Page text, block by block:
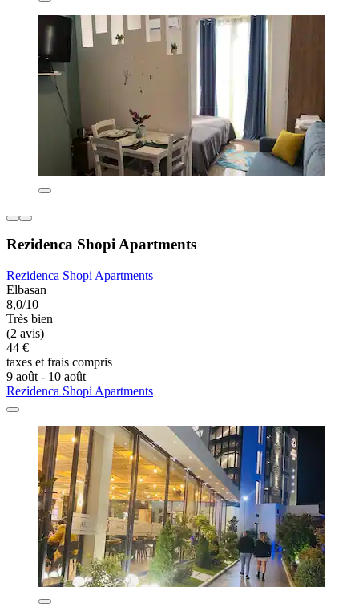
Rezidenca Shopi Apartments
Rezidenca Shopi Apartments
Elbasan
8,0/10
Très bien
(2 avis)
44 €
taxes et frais compris
9 août - 10 août
Rezidenca Shopi Apartments